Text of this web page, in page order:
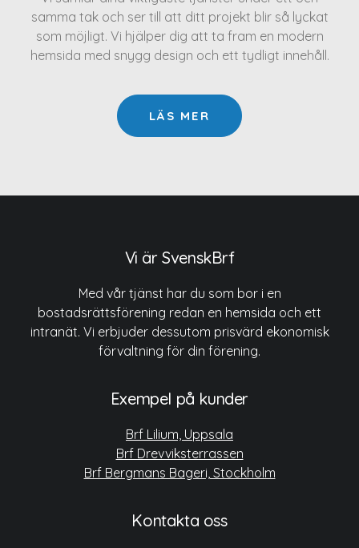
samma tak och ser till att ditt projekt blir så lyckat
som möjligt. Vi hjälper dig att ta fram en modern
hemsida med snygg design och ett tydligt innehåll.
LÄS MER
Vi är SvenskBrf
Med vår tjänst har du som bor i en
bostadsrättsförening redan en hemsida och ett
intranät. Vi erbjuder dessutom prisvärd ekonomisk
förvaltning för din förening.
Exempel på kunder
Brf Lilium, Uppsala
Brf Drevviksterrassen
Brf Bergmans Bageri, Stockholm
Kontakta oss